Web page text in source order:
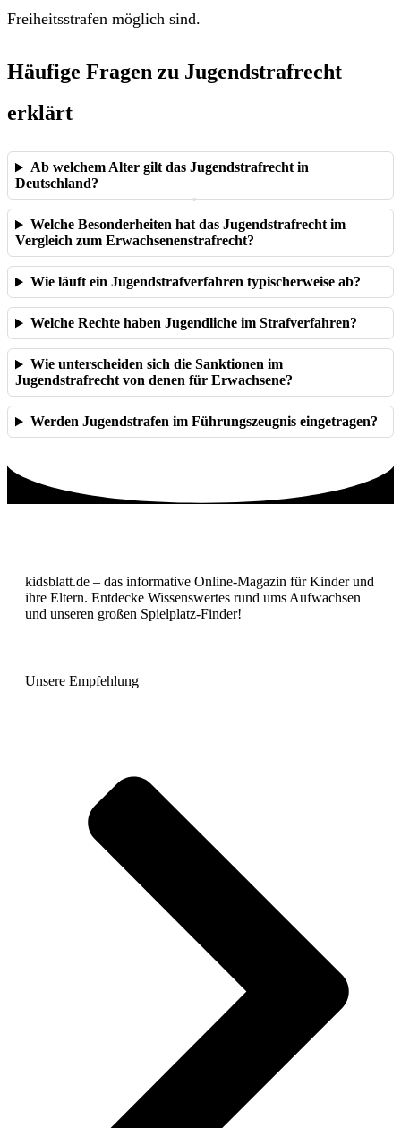
Freiheitsstrafen möglich sind.
Häufige Fragen zu Jugendstrafrecht
erklärt
Ab welchem Alter gilt das Jugendstrafrecht in
Deutschland?
Welche Besonderheiten hat das Jugendstrafrecht im
Vergleich zum Erwachsenenstrafrecht?
Wie läuft ein Jugendstrafverfahren typischerweise ab?
Welche Rechte haben Jugendliche im Strafverfahren?
Wie unterscheiden sich die Sanktionen im
Jugendstrafrecht von denen für Erwachsene?
Werden Jugendstrafen im Führungszeugnis eingetragen?
kidsblatt.de – das informative Online-Magazin für Kinder und
ihre Eltern. Entdecke Wissenswertes rund ums Aufwachsen
und unseren großen Spielplatz-Finder!
Unsere Empfehlung